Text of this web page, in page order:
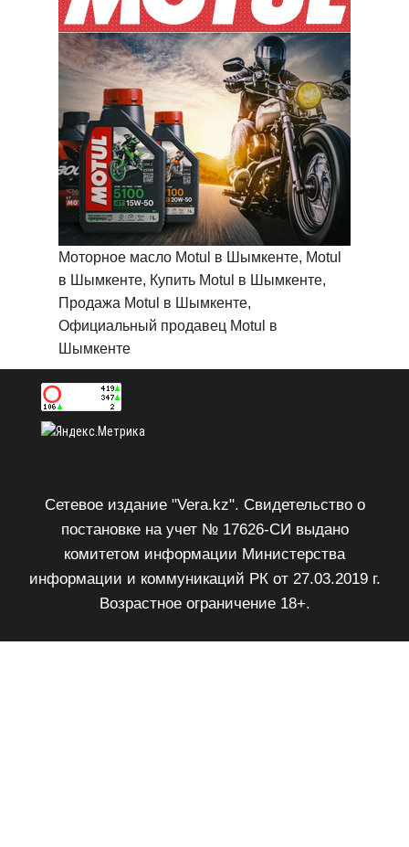
Моторное масло Motul в Шымкенте, Motul
в Шымкенте, Купить Motul в Шымкенте,
Продажа Motul в Шымкенте,
Официальный продавец Motul в
Шымкенте
Сетевое издание "Vera.kz". Свидетельство о
постановке на учет № 17626-СИ выдано
комитетом информации Министерства
информации и коммуникаций РК от 27.03.2019 г.
Возрастное ограничение 18+.